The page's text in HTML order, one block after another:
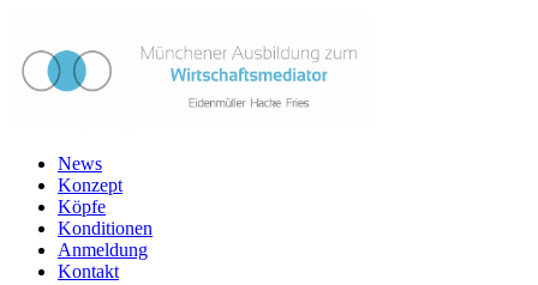
News
Konzept
Köpfe
Konditionen
Anmeldung
Kontakt